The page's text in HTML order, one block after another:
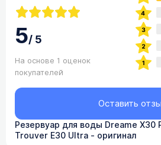
5/5
На основе 1 оценок
покупателей
Резервуар для воды Dreame X30
Trouver E30 Ultra - оригинал
Оставить